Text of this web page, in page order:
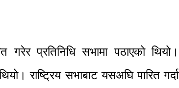
प्रतिनिधि सभामा पठाएको थियो।
राष्ट्रिय सभाबाट यसअघि पारित गर्दा